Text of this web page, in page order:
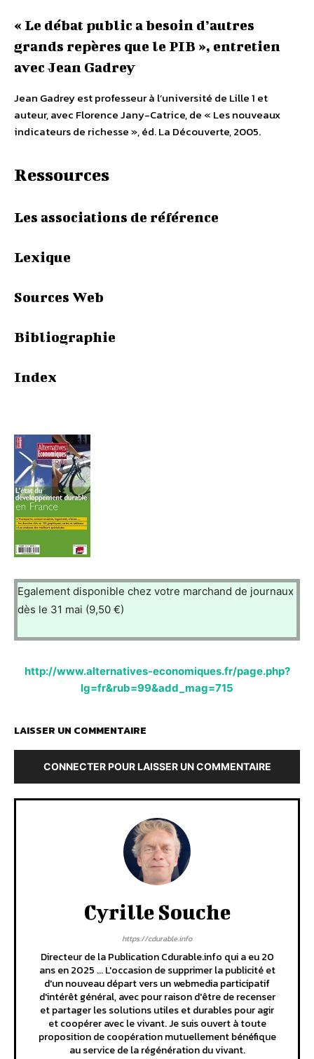
« Le débat public a besoin d’autres
grands repères que le PIB », entretien
avec Jean Gadrey
Jean Gadrey est professeur à l’université de Lille 1 et
auteur, avec Florence Jany-Catrice, de « Les nouveaux
indicateurs de richesse », éd. La Découverte, 2005.
Ressources
Les associations de référence
Lexique
Sources Web
Bibliographie
Index
Egalement disponible chez votre marchand de journaux
dès le 31 mai (9,50 €)
http://www.alternatives-economiques.fr/page.php?
lg=fr&rub=99&add_mag=715
LAISSER UN COMMENTAIRE
CONNECTER POUR LAISSER UN COMMENTAIRE
Cyrille Souche
https://cdurable.info
Directeur de la Publication Cdurable.info qui a eu 20
ans en 2025 ... L'occasion de supprimer la publicité et
d'un nouveau départ vers un webmedia participatif
d'intérêt général, avec pour raison d'être de recenser
et partager les solutions utiles et durables pour agir
et coopérer avec le vivant. Je suis ouvert à toute
proposition de coopération mutuellement bénéfique
au service de la régénération du vivant.